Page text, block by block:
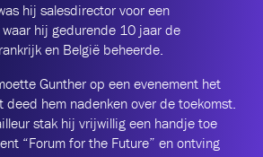
hij salesdirector voor een
hij gedurende 10 jaar de
en België beheerde.
Gunther op een evenement het
deed hem nadenken over de toekomst.
stak hij vrijwillig een handje toe
“Forum for the Future” en ontving